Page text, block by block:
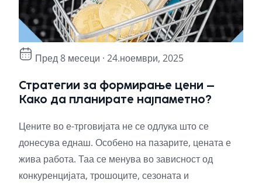
Пред 8 месеци · 24.ноември, 2025
Стратегии за формирање цени –
Како да планирате најпаметно?
Цените во е-трговијата не се одлука што се
донесува еднаш. Особено на пазарите, цената е
жива работа. Таа се менува во зависност од
конкуренцијата, трошоците, сезоната и